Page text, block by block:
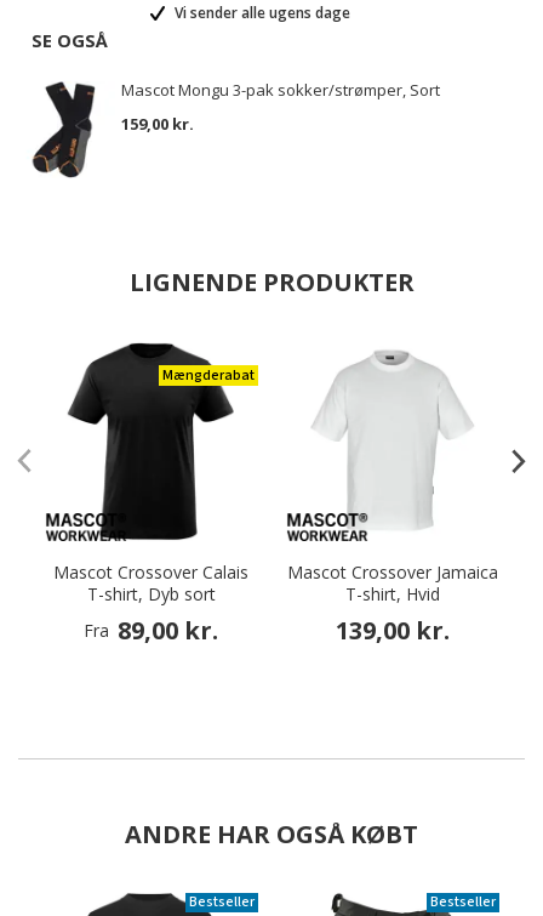
Vi sender alle ugens dage
SE OGSÅ
Mascot Mongu 3-pak sokker/strømper, Sort
159,00 kr.
LIGNENDE PRODUKTER
Mængderabat
Mascot Crossover Calais
T-shirt, Dyb sort
Fra 89,00 kr.
Mascot Crossover Jamaica
T-shirt, Hvid
139,00 kr.
ANDRE HAR OGSÅ KØBT
Bestseller
Bestseller